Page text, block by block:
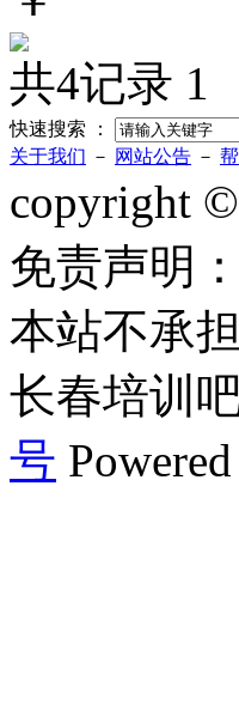
共4记录 1
快速搜索 ：
关于我们 － 网站公告 －
copyright
免责声明
本站不承
长春培训
号